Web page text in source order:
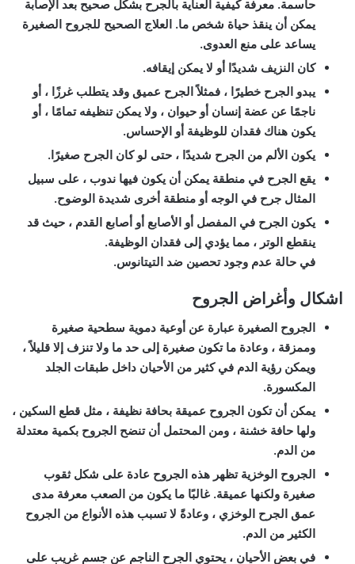
حاسمة. معرفة كيفية العناية بالجرح بشكل صحيح بعد الإصابة
يمكن أن ينقذ حياة شخص ما. العلاج الصحيح للجروح الصغيرة
يساعد على منع العدوى.
كان النزيف شديدًا أو لا يمكن إيقافه.
يبدو الجرح خطيرًا ، فمثلاً الجرح عميق وقد يتطلب غرزًا ، أو
ناجمًا عن عضة إنسان أو حيوان ، ولا يمكن تنظيفه تمامًا ، أو
يكون هناك فقدان للوظيفة أو الإحساس.
يكون الألم من الجرح شديدًا ، حتى لو كان الجرح صغيرًا.
يقع الجرح في منطقة يمكن أن يكون فيها ندوب ، على سبيل
المثال جرح في الوجه أو منطقة أخرى شديدة الوضوح.
يكون الجرح في المفصل أو الأصابع أو أصابع القدم ، حيث قد
ينقطع الوتر ، مما يؤدي إلى فقدان الوظيفة.
في حالة عدم وجود تحصين ضد التيتانوس.
اشكال وأغراض الجروح
الجروح الصغيرة عبارة عن أوعية دموية سطحية صغيرة
وممزقة ، وعادة ما تكون صغيرة إلى حد ما ولا تنزف إلا قليلاً ،
ويمكن رؤية الدم في كثير من الأحيان داخل طبقات الجلد
المكسورة.
يمكن أن تكون الجروح عميقة بحافة نظيفة ، مثل قطع السكين ،
ولها حافة خشنة ، ومن المحتمل أن تنضح الجروح بكمية معتدلة
من الدم.
الجروح الوخزية تظهر هذه الجروح عادة على شكل ثقوب
صغيرة ولكنها عميقة. غالبًا ما يكون من الصعب معرفة مدى
عمق الجرح الوخزي ، وعادةً لا تسبب هذه الأنواع من الجروح
الكثير من الدم.
في بعض الأحيان ، يحتوي الجرح الناجم عن جسم غريب على